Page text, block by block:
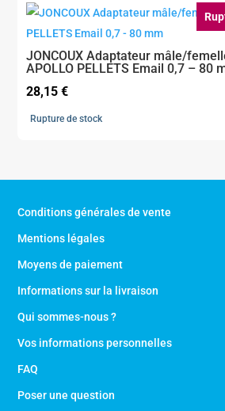
JONCOUX Adaptateur mâle/
APOLLO PELLETS Email 0,7 – 80
28,15€
Rupture de stock
Conditions générales de vente
Mentions légales
Moyens de paiement
Informations sur la livraison
Qui sommes-nous ?
Vos informations personnelles
FAQ
Poser une question